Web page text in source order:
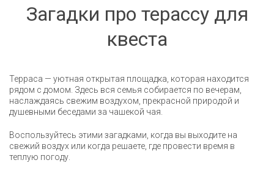
Загадки про терассу для
квеста
Терраса — уютная открытая площадка, которая находится
рядом с домом. Здесь вся семья собирается по вечерам,
наслаждаясь свежим воздухом, прекрасной природой и
душевными беседами за чашекой чая.
Воспользуйтесь этими загадками, когда вы выходите на
свежий воздух или когда решаете, где провести время в
теплую погоду.